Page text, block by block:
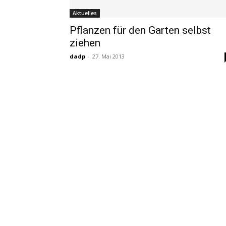
Aktuelles
Pflanzen für den Garten selbst
ziehen
dadp - 27. Mai 2013